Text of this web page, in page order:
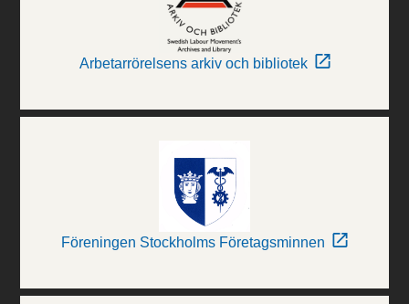
Arbetarrörelsens arkiv och bibliotek
Föreningen Stockholms Företagsminnen